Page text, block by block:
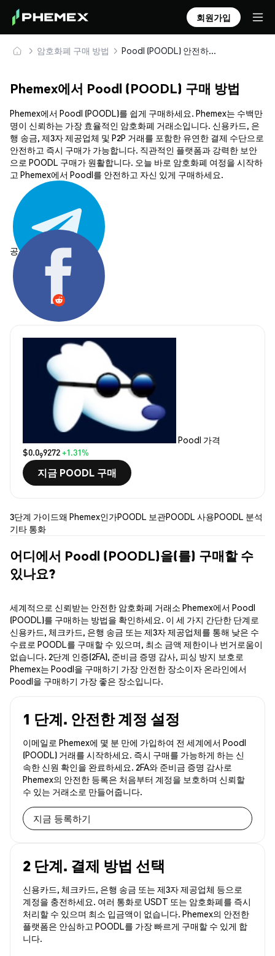
회원가입
암호화폐 구매 방법 Poodl (POODL) 안전하게 구매 및 보관
Phemex에서 Poodl (POODL) 구매 방법
Phemex에서 Poodl (POODL)를 쉽게 구매하세요. Phemex는 수백만
명이 신뢰하는 가장 효율적인 암호화폐 거래소입니다. 신용카드, 은
행 송금, 제3자 제공업체 및 P2P 거래를 포함한 유연한 결제 수단으로
안전하고 즉시 구매가 가능합니다. 직관적인 플랫폼과 강력한 보안
으로 POODL 구매가 원활합니다. 오늘 바로 암호화폐 여정을 시작하
고 Phemex에서 Poodl를 안전하고 자신 있게 구매하세요.
공유하기:
Poodl 가격
$0.099272+1.31%
지금 POODL 구매
3단계 가이드왜 Phemex인가POODL 보관POODL 사용POODL 분석
기타 통화
어디에서 Poodl (POODL)을(를) 구매할 수
있나요?
세계적으로 신뢰받는 안전한 암호화폐 거래소 Phemex에서 Poodl
(POODL)를 구매하는 방법을 확인하세요. 이 세 가지 간단한 단계로
신용카드, 체크카드, 은행 송금 또는 제3자 제공업체를 통해 낮은 수
수료로 POODL를 구매할 수 있으며, 최소 금액 제한이나 번거로움이
없습니다. 2단계 인증(2FA), 준비금 증명 감사, 피싱 방지 보호로
Phemex는 Poodl을 구매하기 가장 안전한 장소이자 온라인에서
Poodl을 구매하기 가장 좋은 장소입니다.
1 단계. 안전한 계정 설정
이메일로 Phemex에 몇 분 만에 가입하여 전 세계에서 Poodl
(POODL) 거래를 시작하세요. 즉시 구매를 가능하게 하는 신
속한 신원 확인을 완료하세요. 2FA와 준비금 증명 감사로
Phemex의 안전한 등록은 처음부터 계정을 보호하며 신뢰할
수 있는 거래소로 만들어줍니다.
지금 등록하기
2 단계. 결제 방법 선택
신용카드, 체크카드, 은행 송금 또는 제3자 제공업체 등으로
계정을 충전하세요. 여러 통화로 USDT 또는 암호화폐를 즉시
처리할 수 있으며 최소 입금액이 없습니다. Phemex의 안전한
플랫폼은 안심하고 POODL를 가장 빠르게 구매할 수 있게 합
니다.